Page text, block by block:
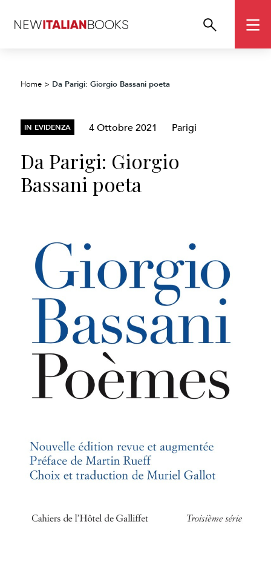
Home > Da Parigi: Giorgio Bassani poeta
IN EVIDENZA 4 Ottobre 2021 Parigi
Da Parigi: Giorgio
Bassani poeta